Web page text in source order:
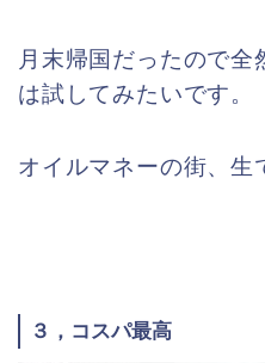
月末帰国だったので
は試してみたいです。
オイルマネーの街、生
３，コスパ最高